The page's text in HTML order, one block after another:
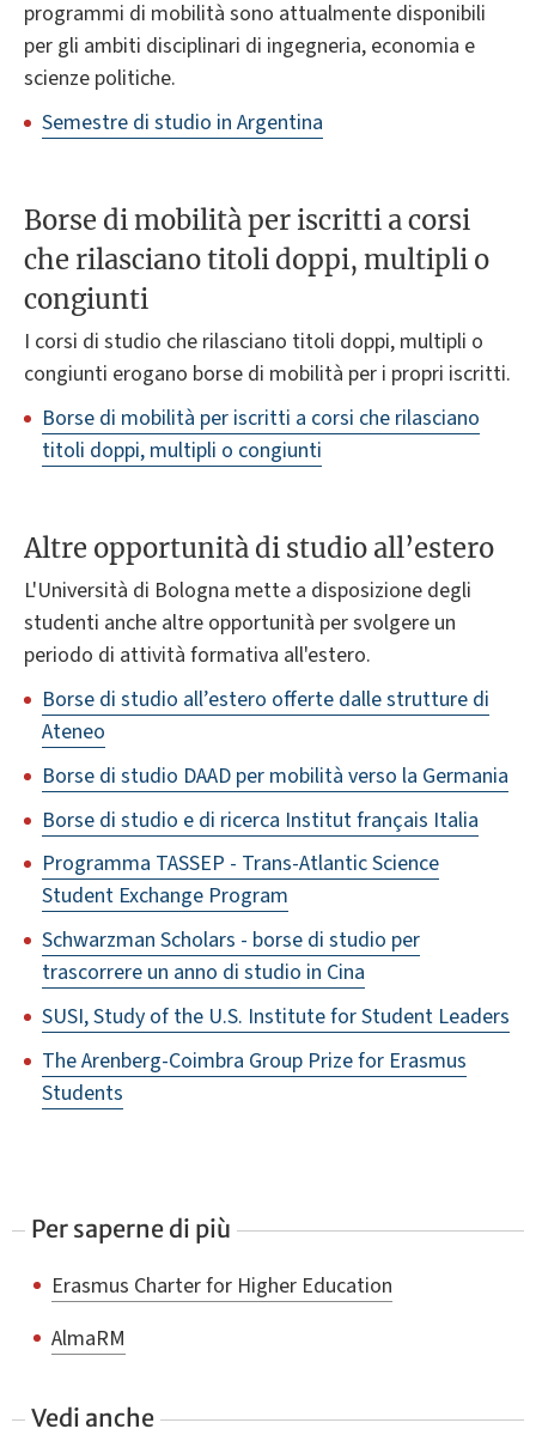
programmi di mobilità sono attualmente disponibili
per gli ambiti disciplinari di ingegneria, economia e
scienze politiche.
Semestre di studio in Argentina
Borse di mobilità per iscritti a corsi
che rilasciano titoli doppi, multipli o
congiunti
I corsi di studio che rilasciano titoli doppi, multipli o
congiunti erogano borse di mobilità per i propri iscritti.
Borse di mobilità per iscritti a corsi che rilasciano
titoli doppi, multipli o congiunti
Altre opportunità di studio all’estero
L'Università di Bologna mette a disposizione degli
studenti anche altre opportunità per svolgere un
periodo di attività formativa all'estero.
Borse di studio all’estero offerte dalle strutture di
Ateneo
Borse di studio DAAD per mobilità verso la Germania
Borse di studio e di ricerca Institut français Italia
Programma TASSEP - Trans-Atlantic Science
Student Exchange Program
Schwarzman Scholars - borse di studio per
trascorrere un anno di studio in Cina
SUSI, Study of the U.S. Institute for Student Leaders
The Arenberg-Coimbra Group Prize for Erasmus
Students
Per saperne di più
Erasmus Charter for Higher Education
AlmaRM
Vedi anche